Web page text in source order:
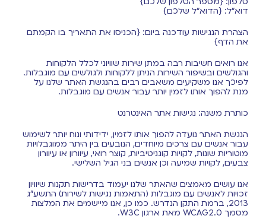
דוא”ל: {הדוא"ל שלכם}
הצהרת הנגישות עודכנה ביום: {הכניסו את התאריך בו הקמתם
את הדף}
אנו רואים חשיבות רבה במתן שירות שוויוני לכלל הלקוחות
והגולשים ובשיפור השירות הניתן ללקוחות ולגולשים עם מוגבלות.
לפיכך אנו משקיעים משאבים רבים בהנגשת האתר שלנו על
מנת להפוך אותו לזמין יותר עבור אנשים עם מוגבלות.
כותרת משנה: נגישות אתר האינטרנט
הנגשת האתר נועדה להפוך אותו לזמין, ידידותי ונוח יותר לשימוש
עבור אנשים עם צרכים מיוחדים, הנובעים בין היתר ממוגבלויות
מוטוריות שונות, לקויות קוגניטיביות, קוצר רואי, עיוורון או עיוורון
צבעים, לקויות שמיעה וכן אנשים בני הגיל השלישי.
אנו עושים מאמצים שהאתר שלנו יעמוד בדרישות תקנות שיוויון
זכויות לאנשים עם מוגבלות (התאמות נגישות לשירות) התשע"ג
2013, ברמת התקן הנדרש. כמו כן, אנו מיישמים את המלצות
מסמך WCAG2.0 מאת ארגון W3C.